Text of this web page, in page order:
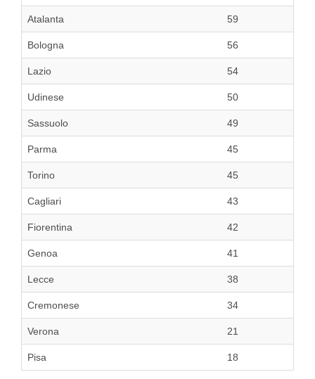
Atalanta 59
Bologna 56
Lazio 54
Udinese 50
Sassuolo 49
Parma 45
Torino 45
Cagliari 43
Fiorentina 42
Genoa 41
Lecce 38
Cremonese 34
Verona 21
Pisa 18